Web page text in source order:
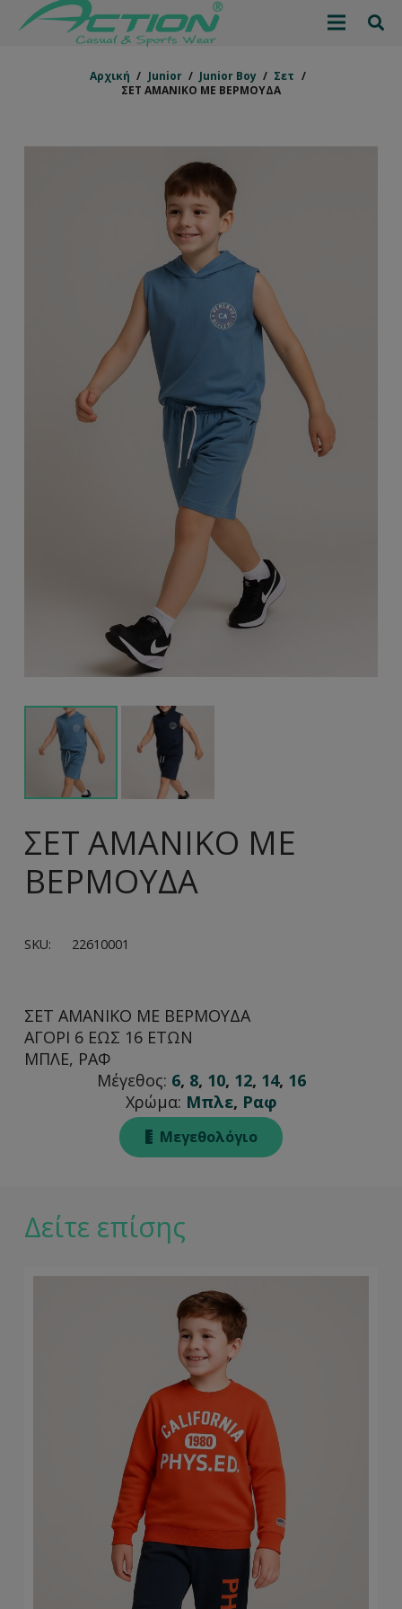
Αρχική / Junior / Junior Boy / Σετ /
ΣΕΤ ΑΜΑΝΙΚΟ ΜΕ ΒΕΡΜΟΥΔΑ
ΣΕΤ ΑΜΑΝΙΚΟ ΜΕ
ΒΕΡΜΟΥΔΑ
SKU: 22610001
ΣΕΤ ΑΜΑΝΙΚΟ ΜΕ ΒΕΡΜΟΥΔΑ
ΑΓΟΡΙ 6 ΕΩΣ 16 ΕΤΩΝ
ΜΠΛΕ, ΡΑΦ
Μέγεθος: 6, 8, 10, 12, 14, 16
Χρώμα: Μπλε, Ραφ
Μεγεθολόγιο
Δείτε επίσης